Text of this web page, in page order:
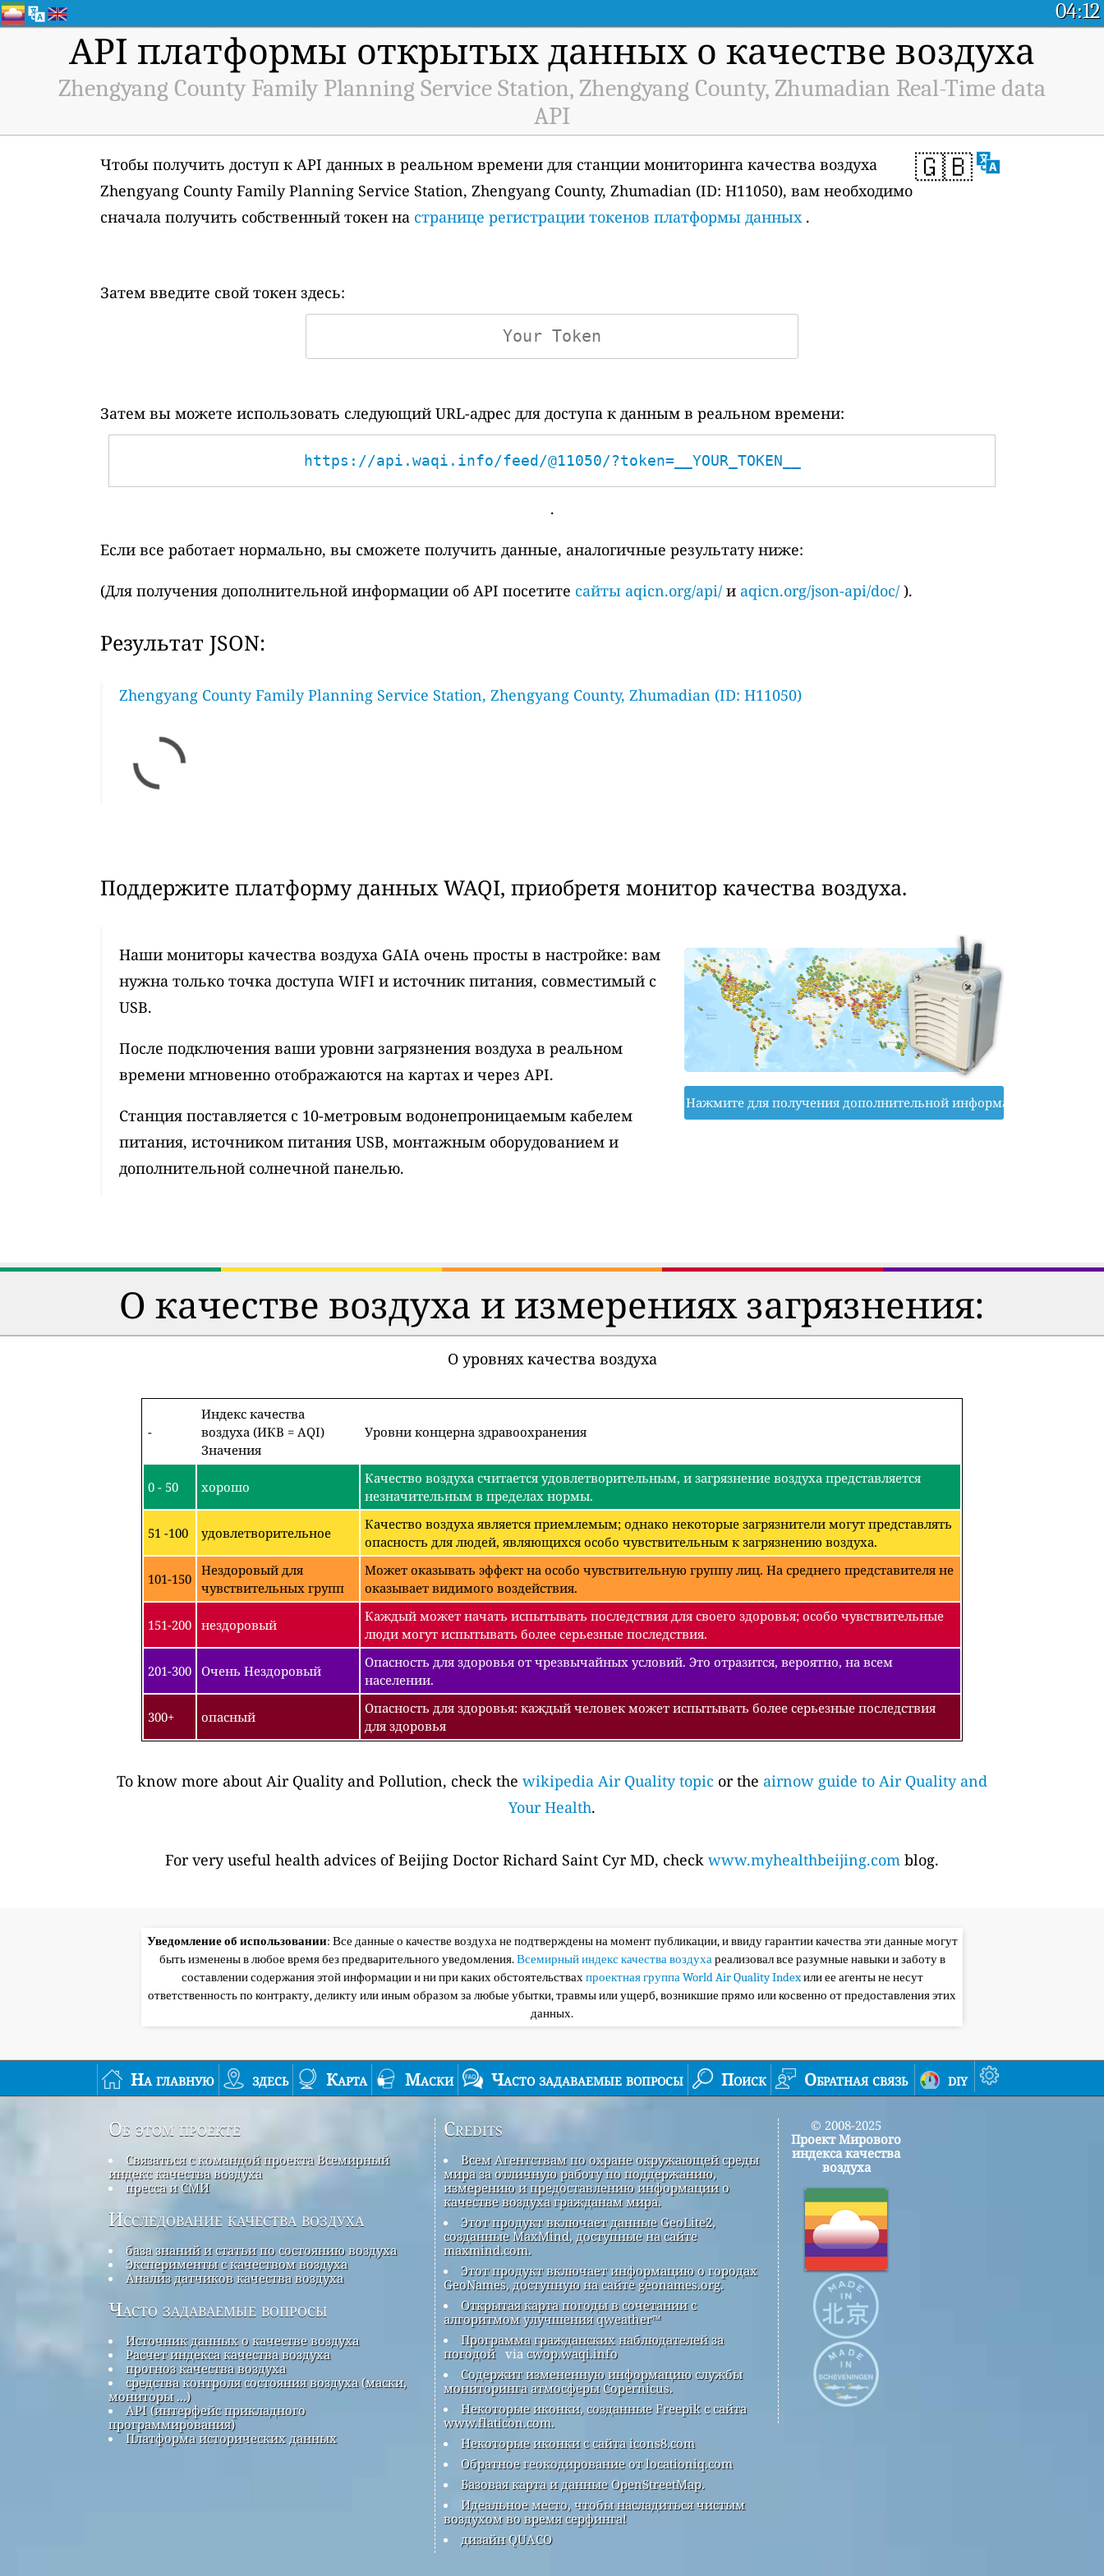
04:12
API платформы открытых данных о качестве воздуха
Zhengyang County Family Planning Service Station, Zhengyang County, Zhumadian Real-Time data
API
🇬🇧
Чтобы получить доступ к API данных в реальном времени для станции мониторинга качества воздуха
Zhengyang County Family Planning Service Station, Zhengyang County, Zhumadian (ID: H11050), вам необходимо
сначала получить собственный токен на странице регистрации токенов платформы данных.
Затем введите свой токен здесь:
Затем вы можете использовать следующий URL-адрес для доступа к данным в реальном времени:
https://api.waqi.info/feed/@11050/?token=__YOUR_TOKEN__
.
Если все работает нормально, вы сможете получить данные, аналогичные результату ниже:
(Для получения дополнительной информации об API посетите сайты aqicn.org/api/ и aqicn.org/json-api/doc/ ).
Результат JSON:
Zhengyang County Family Planning Service Station, Zhengyang County, Zhumadian (ID: H11050)
Поддержите платформу данных WAQI, приобретя монитор качества воздуха.
Наши мониторы качества воздуха GAIA очень просты в настройке: вам
нужна только точка доступа WIFI и источник питания, совместимый с
USB.
После подключения ваши уровни загрязнения воздуха в реальном
времени мгновенно отображаются на картах и через API.
Станция поставляется с 10-метровым водонепроницаемым кабелем
питания, источником питания USB, монтажным оборудованием и
дополнительной солнечной панелью.
Нажмите для получения дополнительной информации
О качестве воздуха и измерениях загрязнения:
О уровнях качества воздуха
-
Индекс качества
воздуха (ИКВ = AQI)
Значения
Уровни концерна здравоохранения
0 - 50 хорошо
Качество воздуха считается удовлетворительным, и загрязнение воздуха представляется
незначительным в пределах нормы.
51 -100 удовлетворительное
Качество воздуха является приемлемым; однако некоторые загрязнители могут представлять
опасность для людей, являющихся особо чувствительным к загрязнению воздуха.
101-150
Нездоровый для
чувствительных групп
Может оказывать эффект на особо чувствительную группу лиц. На среднего представителя не
оказывает видимого воздействия.
151-200 нездоровый
Каждый может начать испытывать последствия для своего здоровья; особо чувствительные
люди могут испытывать более серьезные последствия.
201-300 Очень Нездоровый
Опасность для здоровья от чрезвычайных условий. Это отразится, вероятно, на всем
населении.
300+ опасный
Опасность для здоровья: каждый человек может испытывать более серьезные последствия
для здоровья
To know more about Air Quality and Pollution, check the wikipedia Air Quality topic or the airnow guide to Air Quality and
Your Health.
For very useful health advices of Beijing Doctor Richard Saint Cyr MD, check www.myhealthbeijing.com blog.
Уведомление об использовании: Все данные о качестве воздуха не подтверждены на момент публикации, и ввиду гарантии качества эти данные могут
быть изменены в любое время без предварительного уведомления.Всемирный индекс качества воздухареализовал все разумные навыки и заботу в
составлении содержания этой информации и ни при каких обстоятельствахпроектная группа World Air Quality Indexили ее агенты не несут
ответственность по контракту, деликту или иным образом за любые убытки, травмы или ущерб, возникшие прямо или косвенно от предоставления этих
данных.
На главную здесь Карта Маски Часто задаваемые вопросы Поиск Обратная связь diy
Об этом проекте
Связаться с командой проекта Всемирный
индекс качества воздуха
пресса и СМИ
Исследование качества воздуха
база знаний и статьи по состоянию воздуха
Эксперименты с качеством воздуха
Анализ датчиков качества воздуха
Часто задаваемые вопросы
Источник данных о качестве воздуха
Расчет индекса качества воздуха
прогноз качества воздуха
средства контроля состояния воздуха (маски,
мониторы ...)
API (интерфейс прикладного
программирования)
Платформа исторических данных
Credits
Всем Агентствам по охране окружающей среды
мира за отличную работу по поддержанию,
измерению и предоставлению информации о
качестве воздуха гражданам мира.
Этот продукт включает данные GeoLite2,
созданные MaxMind, доступные на сайте
maxmind.com.
Этот продукт включает информацию о городах
GeoNames, доступную на сайте geonames.org.
Открытая карта погоды в сочетании с
алгоритмом улучшения qweather™
Программа гражданских наблюдателей за
погодой via cwop.waqi.info
Содержит измененную информацию службы
мониторинга атмосферы Copernicus.
Некоторые иконки, созданные Freepik с сайта
www.flaticon.com.
Некоторые иконки с сайта icons8.com
Обратное геокодирование от locationiq.com
Базовая карта и данные OpenStreetMap.
Идеальное место, чтобы насладиться чистым
воздухом во время серфинга!
дизайн QUACO
© 2008-2025
Проект Мирового
индекса качества
воздуха